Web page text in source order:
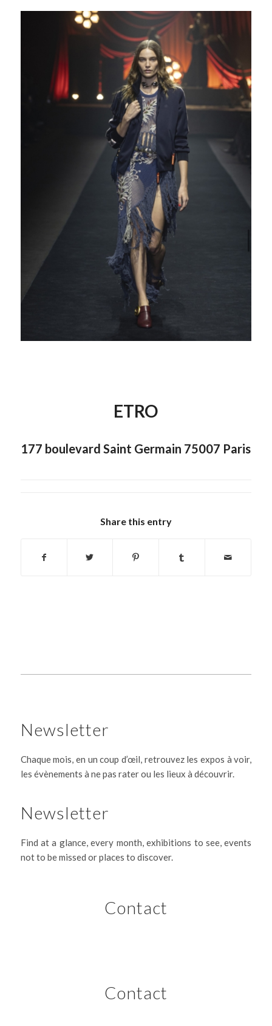
ETRO
177 boulevard Saint Germain 75007 Paris
Share this entry
Newsletter
Chaque mois, en un coup d’œil, retrouvez les expos à voir,
les évènements à ne pas rater ou les lieux à découvrir.
Newsletter
Find at a glance, every month, exhibitions to see, events
not to be missed or places to discover.
Contact
Contact